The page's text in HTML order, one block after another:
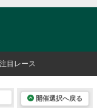
目レース
開催選択へ戻る